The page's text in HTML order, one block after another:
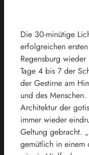
Die 30-minütige
erfolgreichen
Regensburg
Tage 4 bis 7 der
der Gestirne am
und des
Architektur der
immer wieder
Geltung gebracht.
gemütlich in einem